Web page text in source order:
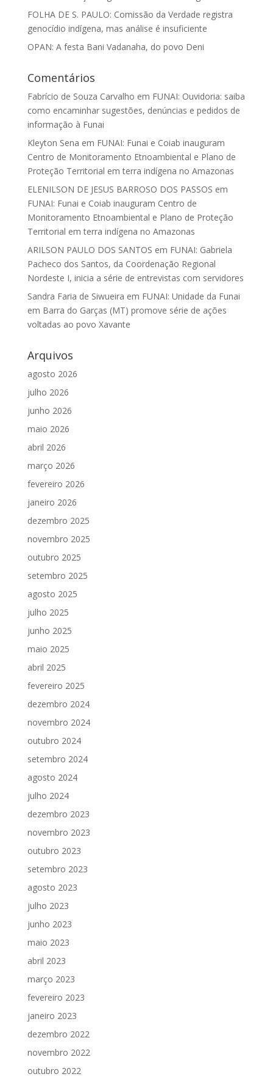
FOLHA DE S. PAULO: Comissão da Verdade registra
genocídio indígena, mas análise é insuficiente
OPAN: A festa Bani Vadanaha, do povo Deni
Comentários
Fabrício de Souza Carvalho em FUNAI: Ouvidoria: saiba
como encaminhar sugestões, denúncias e pedidos de
informação à Funai
Kleyton Sena em FUNAI: Funai e Coiab inauguram
Centro de Monitoramento Etnoambiental e Plano de
Proteção Territorial em terra indígena no Amazonas
ELENILSON DE JESUS BARROSO DOS PASSOS em
FUNAI: Funai e Coiab inauguram Centro de
Monitoramento Etnoambiental e Plano de Proteção
Territorial em terra indígena no Amazonas
ARILSON PAULO DOS SANTOS em FUNAI: Gabriela
Pacheco dos Santos, da Coordenação Regional
Nordeste I, inicia a série de entrevistas com servidores
Sandra Faria de Siwueira em FUNAI: Unidade da Funai
em Barra do Garças (MT) promove série de ações
voltadas ao povo Xavante
Arquivos
agosto 2026
julho 2026
junho 2026
maio 2026
abril 2026
março 2026
fevereiro 2026
janeiro 2026
dezembro 2025
novembro 2025
outubro 2025
setembro 2025
agosto 2025
julho 2025
junho 2025
maio 2025
abril 2025
fevereiro 2025
dezembro 2024
novembro 2024
outubro 2024
setembro 2024
agosto 2024
julho 2024
dezembro 2023
novembro 2023
outubro 2023
setembro 2023
agosto 2023
julho 2023
junho 2023
maio 2023
abril 2023
março 2023
fevereiro 2023
janeiro 2023
dezembro 2022
novembro 2022
outubro 2022